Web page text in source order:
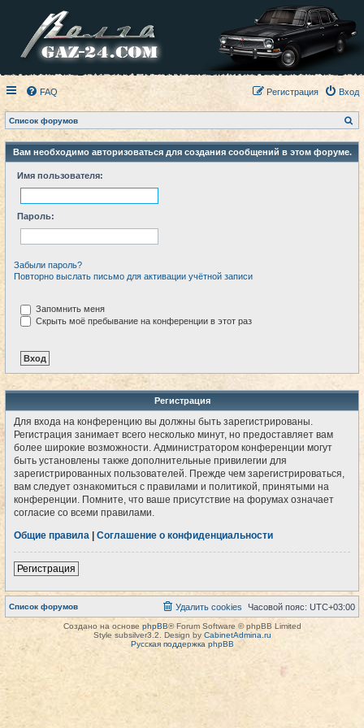
FAQ Вход
Регистрация
Список форумов
о
с
Вам необходимо авторизоваться для создания сообщений в этом форуме.
Имя пользователя:
Пароль:
Забыли пароль?
Повторно выслать письмо для активации учётной записи
Запомнить меня
Скрыть моё пребывание на конференции в этот раз
Регистрация
Для входа на конференцию вы должны быть зарегистрированы.
Регистрация занимает всего несколько минут, но предоставляет вам
более широкие возможности. Администратором конференции могут
быть установлены также дополнительные привилегии для
зарегистрированных пользователей. Прежде чем зарегистрироваться,
вам следует ознакомиться с правилами и политикой, принятыми на
конференции. Помните, что ваше присутствие на форумах означает
согласие со всеми правилами.
Общие правила
Соглашение о конфиденциальности
Регистрация
Список форумов Часовой пояс: UTC+03:00
Удалить cookies
Создано на основе phpBB® Forum Software © phpBB Limited
Style subsilver3.2. Design by CabinetAdmina.ru
Русская поддержка phpBB